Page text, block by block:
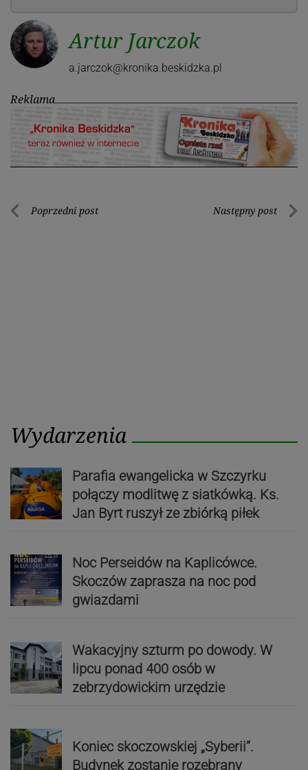
Artur Jarczok
a.jarczok@kronika.beskidzka.pl
Reklama
Nawigacja
Poprzedni post Następny post
Wydarzenia
Parafia ewangelicka w Szczyrku
połączy modlitwę z siatkówką. Ks.
Jan Byrt ruszył ze zbiórką piłek
Noc Perseidów na Kaplicówce.
Skoczów zaprasza na noc pod
gwiazdami
Wakacyjny szturm po dowody. W
lipcu ponad 400 osób w
zebrzydowickim urzędzie
Koniec skoczowskiej „Syberii”.
Budynek zostanie rozebrany